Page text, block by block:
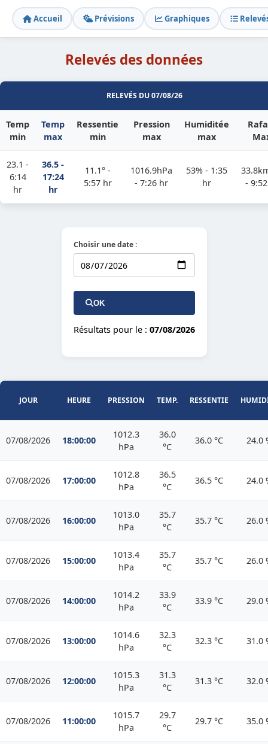
Accueil Prévisions Graphiques
Relevés des données
RELEVÉS DU 07/08/26
Temp
min
Temp
max
Ressentie
min
Pression
max
Humiditée
max
23.1 -
6:14
hr
36.5 -
17:24
hr
11.1° -
5:57 hr
1016.9hPa
- 7:26 hr
53% - 1:35
hr
-
Choisir une date :
OK
Résultats pour le : 07/08/2026
JOUR HEURE PRESSION TEMP. RESSENTIE
07/08/2026 18:00:00
1012.3
hPa
36.0
°C
36.0 °C 24.0
07/08/2026 17:00:00
1012.8
hPa
36.5
°C
36.5 °C 24.0
07/08/2026 16:00:00
1013.0
hPa
35.7
°C
35.7 °C 26.0
07/08/2026 15:00:00
1013.4
hPa
35.7
°C
35.7 °C 26.0
07/08/2026 14:00:00
1014.2
hPa
33.9
°C
33.9 °C 29.0
07/08/2026 13:00:00
1014.6
hPa
32.3
°C
32.3 °C 31.0
07/08/2026 12:00:00
1015.3
hPa
31.3
°C
31.3 °C 32.0
07/08/2026 11:00:00
1015.7
hPa
29.7
°C
29.7 °C 35.0